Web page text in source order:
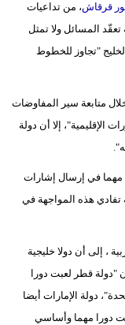
علوم
وتكنولوجيا
مدوَّنات
أبراج
فيديو
سيارات
قرقاش، من تداعيات
تعقّد المسائل ولا تمثل
"تجاوز للخطوط
متابعة سير المفاوضات
الإقليمية"، إلا أن دولة
مهما في إرسال إشارات
تفادي هذه المواجهة في
، إلى أن دولا خليجية
"دولة قطر لعبت دورا
دولة الإمارات أيضا
دورا مهما وأساسي